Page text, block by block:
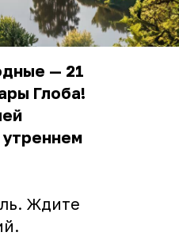
— 21
Глоба!
Ждите